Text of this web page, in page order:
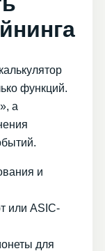
функций.
а
и
или ASIC-
для